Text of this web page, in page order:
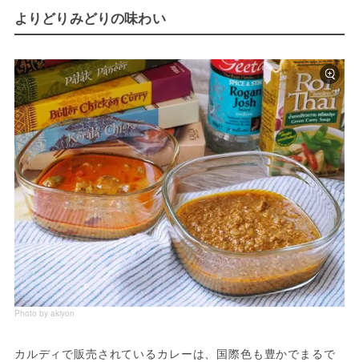
よりどりみどりの味わい
Photo by akiyon
カルディで販売されているカレーは、国際色も豊かでまるで